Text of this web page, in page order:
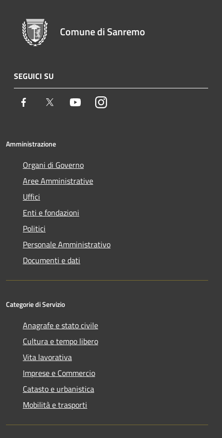
Comune di Sanremo
SEGUICI SU
Facebook Twitter YoutubeInstagram
Amministrazione
Organi di Governo
Aree Amministrative
Uffici
Enti e fondazioni
Politici
Personale Amministrativo
Documenti e dati
Categorie di Servizio
Anagrafe e stato civile
Cultura e tempo libero
Vita lavorativa
Imprese e Commercio
Catasto e urbanistica
Mobilità e trasporti